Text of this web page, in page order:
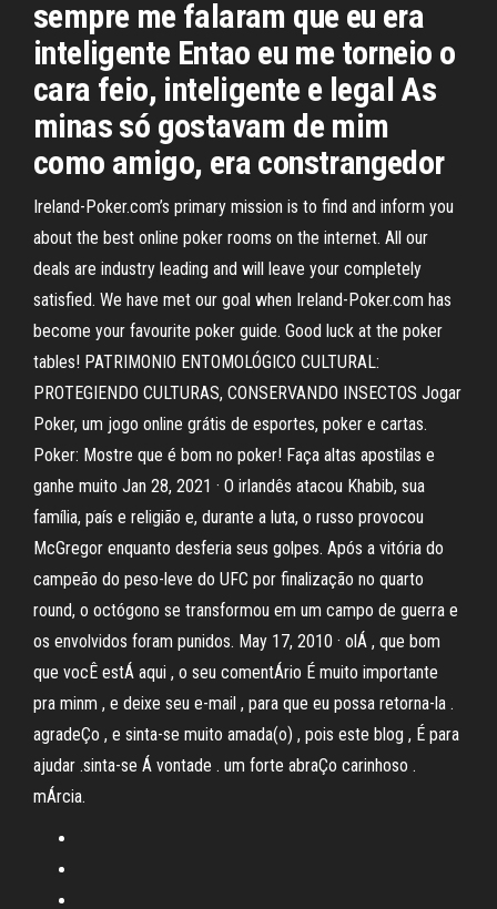
sempre me falaram que eu era
inteligente Entao eu me torneio o
cara feio, inteligente e legal As
minas só gostavam de mim
como amigo, era constrangedor
Ireland-Poker.com’s primary mission is to find and inform you
about the best online poker rooms on the internet. All our
deals are industry leading and will leave your completely
satisfied. We have met our goal when Ireland-Poker.com has
become your favourite poker guide. Good luck at the poker
tables! PATRIMONIO ENTOMOLÓGICO CULTURAL:
PROTEGIENDO CULTURAS, CONSERVANDO INSECTOS Jogar
Poker, um jogo online grátis de esportes, poker e cartas.
Poker: Mostre que é bom no poker! Faça altas apostilas e
ganhe muito Jan 28, 2021 · O irlandês atacou Khabib, sua
família, país e religião e, durante a luta, o russo provocou
McGregor enquanto desferia seus golpes. Após a vitória do
campeão do peso-leve do UFC por finalização no quarto
round, o octógono se transformou em um campo de guerra e
os envolvidos foram punidos. May 17, 2010 · olÁ , que bom
que vocÊ estÁ aqui , o seu comentÁrio É muito importante
pra minm , e deixe seu e-mail , para que eu possa retorna-la .
agradeÇo , e sinta-se muito amada(o) , pois este blog , É para
ajudar .sinta-se Á vontade . um forte abraÇo carinhoso .
mÁrcia.